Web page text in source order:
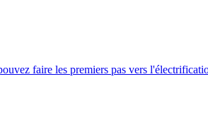
faire les premiers pas vers